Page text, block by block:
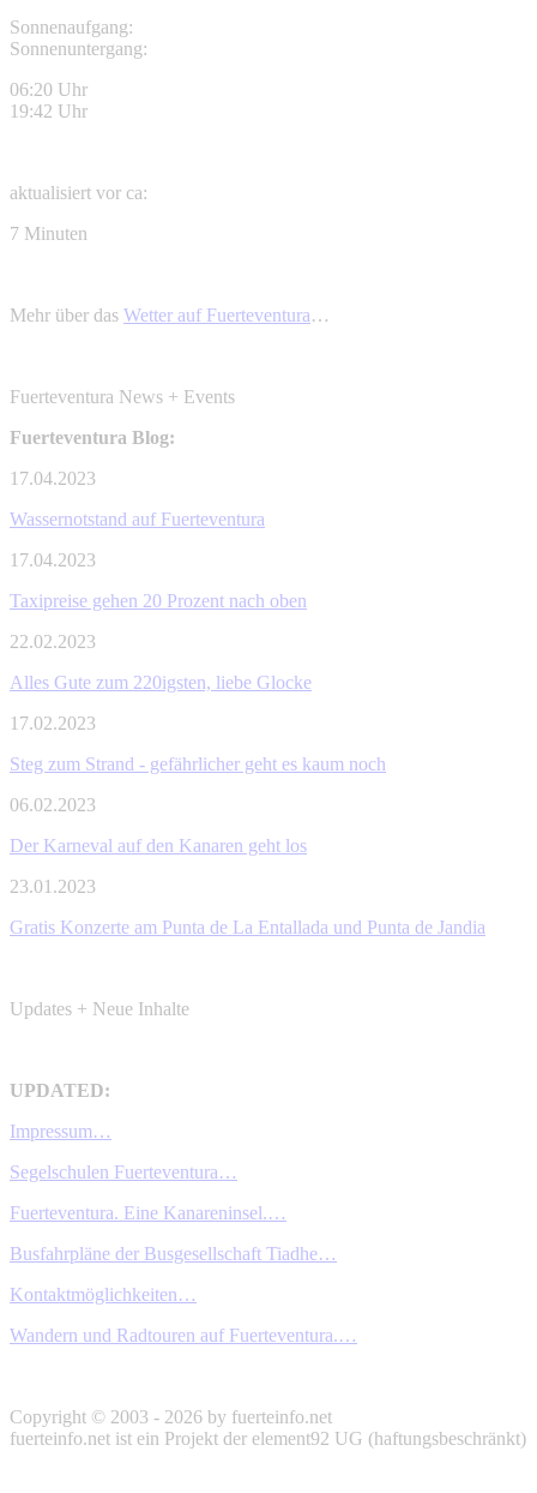
Sonnenaufgang:
Sonnenuntergang:
06:20 Uhr
19:42 Uhr
aktualisiert vor ca:
7 Minuten
Mehr über das Wetter auf Fuerteventura…
Fuerteventura News + Events
Fuerteventura Blog:
17.04.2023
Wassernotstand auf Fuerteventura
17.04.2023
Taxipreise gehen 20 Prozent nach oben
22.02.2023
Alles Gute zum 220igsten, liebe Glocke
17.02.2023
Steg zum Strand - gefährlicher geht es kaum noch
06.02.2023
Der Karneval auf den Kanaren geht los
23.01.2023
Gratis Konzerte am Punta de La Entallada und Punta de Jandia
Updates + Neue Inhalte
UPDATED:
Impressum…
Segelschulen Fuerteventura…
Fuerteventura. Eine Kanareninsel.…
Busfahrpläne der Busgesellschaft Tiadhe…
Kontaktmöglichkeiten…
Wandern und Radtouren auf Fuerteventura.…
Copyright © 2003 - 2026 by fuerteinfo.net
fuerteinfo.net ist ein Projekt der element92 UG (haftungsbeschränkt)